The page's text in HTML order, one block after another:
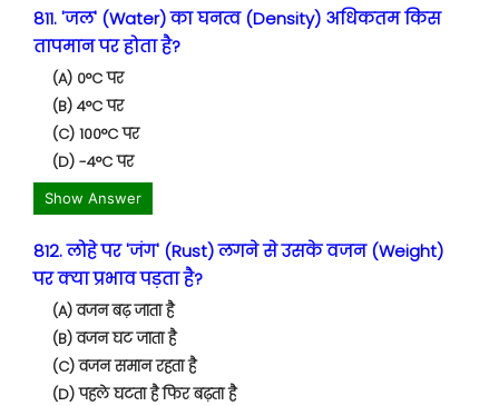
811. 'जल' (Water) का घनत्व (Density) अधिकतम किस
तापमान पर होता है?
(A) 0°C पर
(B) 4°C पर
(C) 100°C पर
(D) -4°C पर
Show Answer
812. लोहे पर 'जंग' (Rust) लगने से उसके वजन (Weight)
पर क्या प्रभाव पड़ता है?
(A) वजन बढ़ जाता है
(B) वजन घट जाता है
(C) वजन समान रहता है
(D) पहले घटता है फिर बढ़ता है